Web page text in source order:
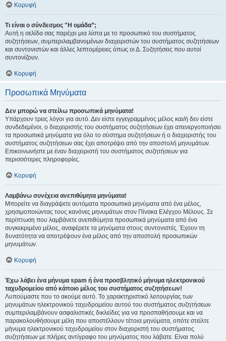
Κορυφή
Τι είναι ο σύνδεσμος "Η ομάδα”;
Αυτή η σελίδα σας παρέχει μια λίστα με το προσωπικό του συστήματος
συζητήσεων, συμπεριλαμβανομένων διαχειριστών του συστήματος συζητήσεων
και συντονιστών και άλλες λεπτομέρειες όπως οι Δ. Συζητήσεις που αυτοί
συντονίζουν.
Κορυφή
Προσωπικά Μηνύματα
Δεν μπορώ να στείλω προσωπικά μηνύματα!
Υπάρχουν τρεις λόγοι για αυτό. Δεν είστε εγγεγραμμένος μέλος και/ή δεν είστε
συνδεδεμένοι, ο διαχειριστής του συστήματος συζητήσεων έχει απενεργοποιήσει
τα προσωπικά μηνύματα για όλο το σύστημα συζητήσεων ή ο διαχειριστής του
συστήματος συζητήσεων σας έχει αποτρέψει από την αποστολή μηνυμάτων.
Επικοινωνήστε με έναν διαχειριστή του συστήματος συζητήσεων για
περισσότερες πληροφορίες.
Κορυφή
Λαμβάνω συνέχεια ανεπιθύμητα μηνύματα!
Μπορείτε να διαγράψετε αυτόματα προσωπικά μηνύματα από ένα μέλος,
χρησιμοποιώντας τους κανόνες μηνυμάτων στον Πίνακα Ελέγχου Μέλους. Σε
περίπτωση που λαμβάνετε ανεπιθύμητα προσωπικά μηνύματα από ένα
συγκεκριμένο μέλος, αναφέρετε τα μηνύματα στους συντονιστές. Έχουν τη
δυνατότητα να αποτρέψουν ένα μέλος από την αποστολή προσωπικών
μηνυμάτων.
Κορυφή
Έχω λάβει ένα μήνυμα spam ή ένα προσβλητικό μήνυμα ηλεκτρονικού
ταχυδρομείου από κάποιο μέλος του συστήματος συζητήσεων!
Λυπούμαστε που το ακούμε αυτό. Το χαρακτηριστικό λειτουργίας των
μηνυμάτων ηλεκτρονικού ταχυδρομείου αυτού του συστήματος συζητήσεων
συμπεριλαμβάνουν ασφαλιστικές δικλείδες για να προσπαθήσουμε και να
παρακολουθήσουμε μέλη που αποστέλλουν τέτοια μηνύματα, οπότε στείλτε
μήνυμα ηλεκτρονικού ταχυδρομείου στον διαχειριστή του συστήματος
συζητήσεων με πλήρες αντίγραφο του μηνύματος που λάβατε. Είναι πολύ